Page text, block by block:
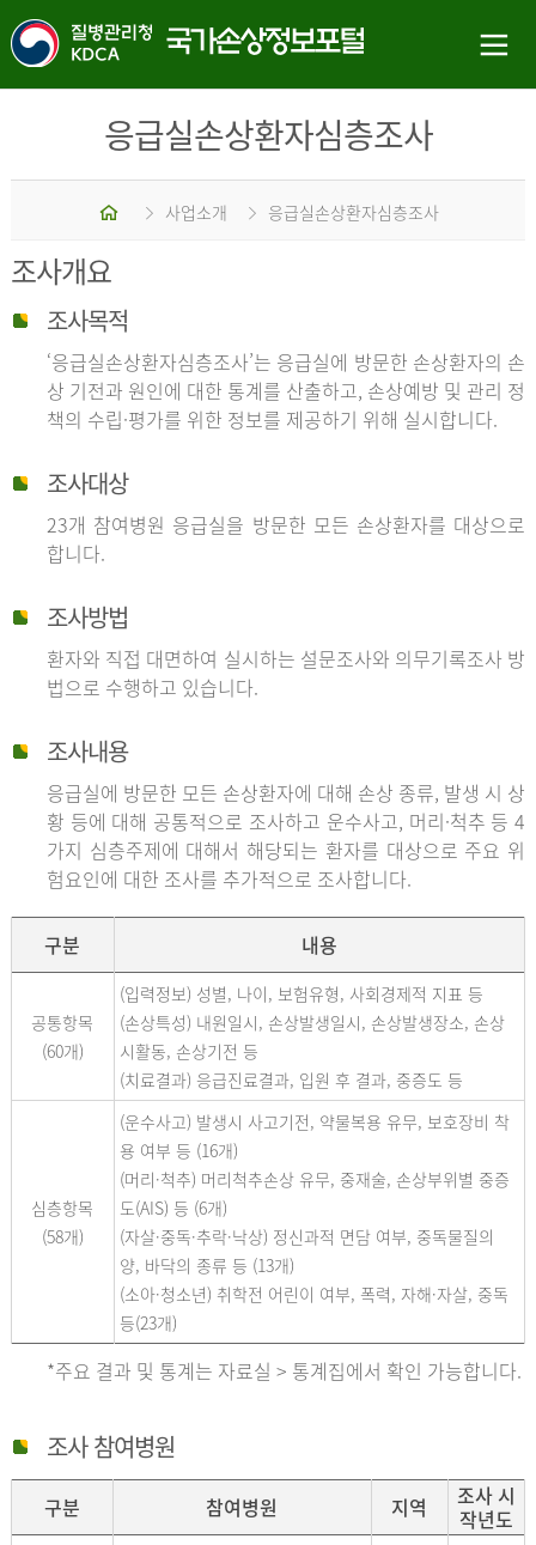
응급실손상환자심층조사
홈 사업소개 응급실손상환자심층조사
조사개요
조사목적
‘응급실손상환자심층조사’는 응급실에 방문한 손상환자의 손
상 기전과 원인에 대한 통계를 산출하고, 손상예방 및 관리 정
책의 수립·평가를 위한 정보를 제공하기 위해 실시합니다.
조사대상
23개 참여병원 응급실을 방문한 모든 손상환자를 대상으로
합니다.
조사방법
환자와 직접 대면하여 실시하는 설문조사와 의무기록조사 방
법으로 수행하고 있습니다.
조사내용
응급실에 방문한 모든 손상환자에 대해 손상 종류, 발생 시 상
황 등에 대해 공통적으로 조사하고 운수사고, 머리·척추 등 4
가지 심층주제에 대해서 해당되는 환자를 대상으로 주요 위
험요인에 대한 조사를 추가적으로 조사합니다.
구분 내용
공통항목
(60개)
(입력정보) 성별, 나이, 보험유형, 사회경제적 지표 등
(손상특성) 내원일시, 손상발생일시, 손상발생장소, 손상
시활동, 손상기전 등
(치료결과) 응급진료결과, 입원 후 결과, 중증도 등
심층항목
(58개)
(운수사고) 발생시 사고기전, 약물복용 유무, 보호장비 착
용 여부 등 (16개)
(머리·척추) 머리척추손상 유무, 중재술, 손상부위별 중증
도(AIS) 등 (6개)
(자살·중독·추락·낙상) 정신과적 면담 여부, 중독물질의
양, 바닥의 종류 등 (13개)
(소아·청소년) 취학전 어린이 여부, 폭력, 자해·자살, 중독
등(23개)
*주요 결과 및 통계는 자료실 > 통계집에서 확인 가능합니다.
조사 참여병원
구분 참여병원 지역
조사 시
작년도